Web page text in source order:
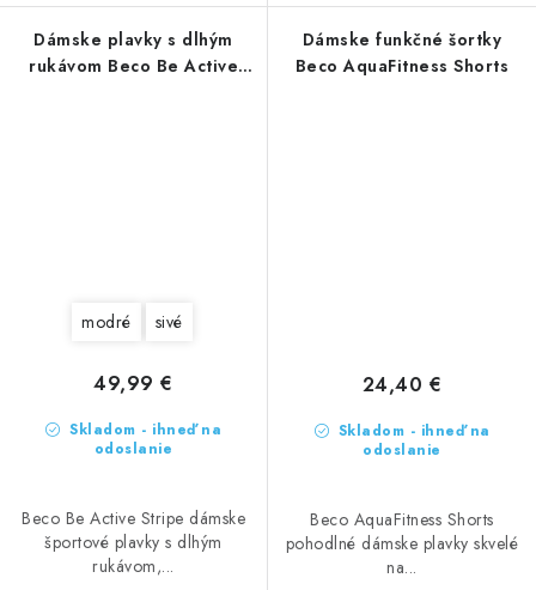
Dámske plavky s dlhým
rukávom Beco Be Active
modré sivé
Skladom - ihneď na
odoslanie
49,99 €
Beco Be Active Stripe dámske
športové plavky s dlhým
rukávom,...
Dámske funkčné šortky
Beco AquaFitness Shorts
Skladom - ihneď na
odoslanie
24,40 €
Beco AquaFitness Shorts
pohodlné dámske plavky skvelé
na...